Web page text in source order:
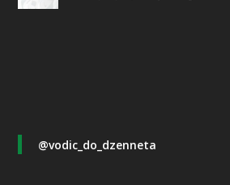
@vodic_do_dzenneta